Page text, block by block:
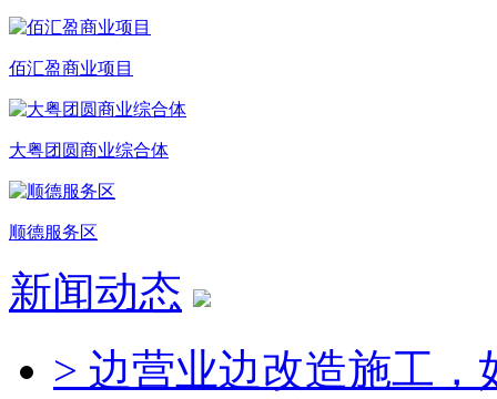
佰汇盈商业项目
大粤团圆商业综合体
顺德服务区
新闻动态
> 边营业边改造施工，